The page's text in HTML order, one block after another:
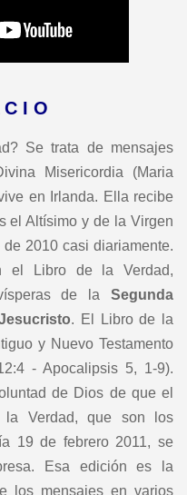
C I O
Se trata de mensajes
Misericordia (Maria
en Irlanda. Ella recibe
el Altísimo y de la Virgen
2010 casi diariamente.
el Libro de la Verdad,
vísperas de laSegunda
. El Libro de la
y Nuevo Testamento
- Apocalipsis 5, 1-9).
de Dios de que el
la Verdad, que son los
19 de febrero 2011, se
Esa edición es la
los mensajes en varios